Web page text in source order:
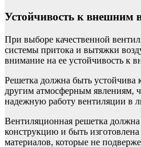
Устойчивость к внешним
При выборе качественной
системы притока и вытяжки
внимание на ее устойчивость к
Решетка должна быть
другим атмосферным явлениям,
надежную работу вентиляции в
Вентиляционная решетка
конструкцию и быть
материалов, которые не